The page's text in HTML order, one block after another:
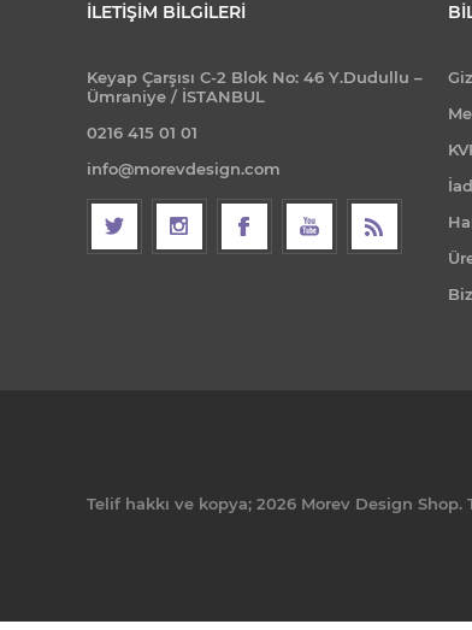
İLETIŞIM BILGILERI
Keyap Çarşısı C-2 Blok No: 46 Y.Dudullu –
Ümraniye / İSTANBUL
0216 415 01 01
info@morevdesign.com
Telif hakkı ve kopya; 2026 Morev Design Shop.